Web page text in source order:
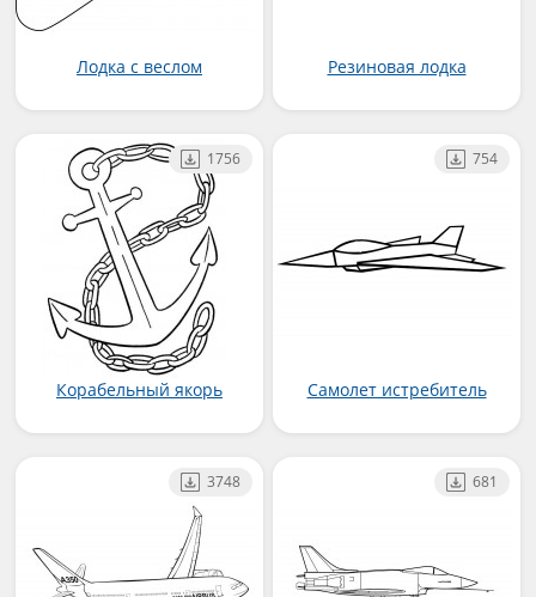
Лодка с веслом Резиновая лодка
Корабельный якорь
1756
Самолет истребитель
754
3748 681